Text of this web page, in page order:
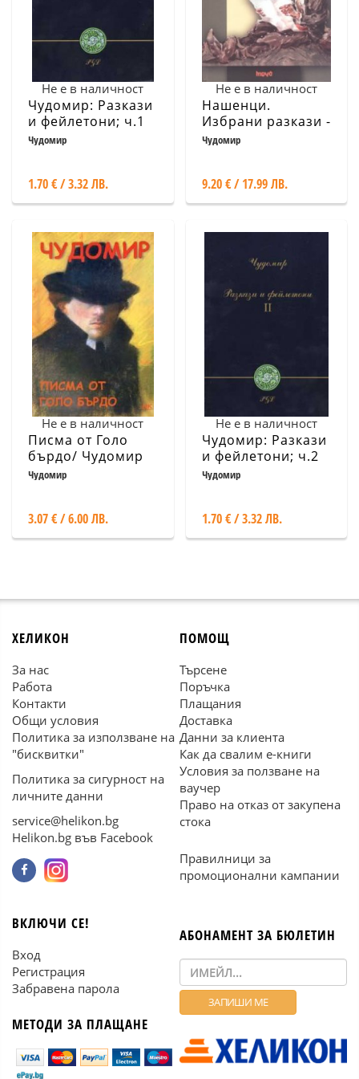
Не е в наличност
Чудомир: Разкази
и фейлетони; ч.1
Чудомир
1.70 € / 3.32 ЛВ.
Не е в наличност
Нашенци.
Избрани разкази -
тв.к.
Чудомир
9.20 € / 17.99 ЛВ.
Не е в наличност
Писма от Голо
бърдо/ Чудомир
Чудомир
3.07 € / 6.00 ЛВ.
Не е в наличност
Чудомир: Разкази
и фейлетони; ч.2
Чудомир
1.70 € / 3.32 ЛВ.
ХЕЛИКОН
За нас
Работа
Контакти
Общи условия
Политика за използване на
"бисквитки"
Политика за сигурност на
личните данни
service@helikon.bg
Helikon.bg във Facebook
ПОМОЩ
Търсене
Поръчка
Плащания
Доставка
Данни за клиента
Как да свалим е-книги
Условия за ползване на
ваучер
Право на отказ от закупена
стока
Правилници за
промоционални кампании
ВКЛЮЧИ СЕ!
Вход
Регистрация
Забравена парола
МЕТОДИ ЗА ПЛАЩАНЕ
АБОНАМЕНТ ЗА БЮЛЕТИН